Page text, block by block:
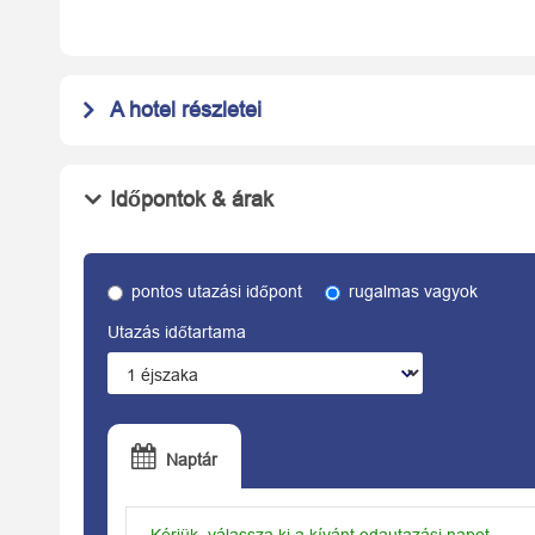
A hotel részletei
Időpontok & árak
pontos utazási időpont rugalmas vagyok
Utazás időtartama
Naptár